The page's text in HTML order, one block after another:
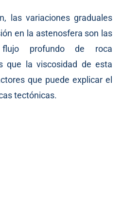
las variaciones graduales
en la astenosfera son las
profundo de roca
que la viscosidad de esta
que puede explicar el
tectónicas.